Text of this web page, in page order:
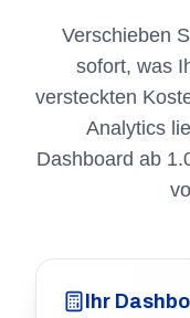
Verschieben
sofort, was
versteckten
Analytics
Dashboard ab
Ihr